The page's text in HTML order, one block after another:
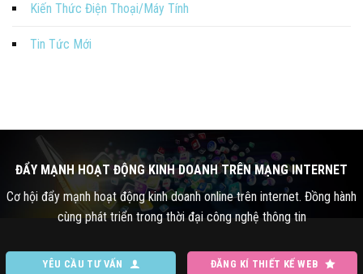
Kiến Thức Điện Thoại/Máy Tính
Tin Tức Mới
ĐẨY MẠNH HOẠT ĐỘNG KINH DOANH TRÊN MẠNG INTERNET
Cơ hội đẩy mạnh hoạt động kinh doanh online trên internet. Đồng hành
cùng phát triển trong thời đại công nghệ thông tin
YÊU CẦU TƯ VẤN ĐĂNG KÍ THIẾT KẾ WEB